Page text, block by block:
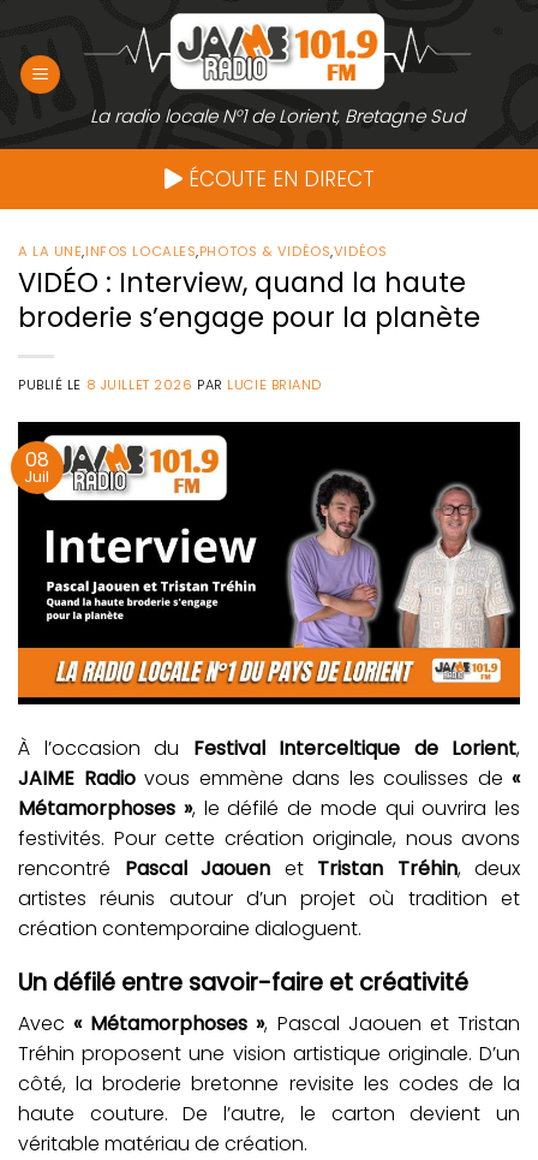
contenu
La radio locale N°1 de Lorient, Bretagne Sud
ÉCOUTE EN DIRECT
A LA UNE,INFOS LOCALES,PHOTOS & VIDÉOS,VIDÉOS
VIDÉO : Interview, quand la haute
broderie s’engage pour la planète
PUBLIÉ LE 8 JUILLET 2026 PAR LUCIE BRIAND
08
Juil
À l’occasion du Festival Interceltique de Lorient,
JAIME Radiovous emmène dans les coulisses de «
Métamorphoses », le défilé de mode qui ouvrira les
festivités. Pour cette création originale, nous avons
rencontré Pascal Jaouen et Tristan Tréhin, deux
artistes réunis autour d’un projet où tradition et
création contemporaine dialoguent.
Un défilé entre savoir-faire et créativité
Avec« Métamorphoses », Pascal Jaouen et Tristan
Tréhin proposent une vision artistique originale. D’un
côté, la broderie bretonne revisite les codes de la
haute couture. De l’autre, le carton devient un
véritable matériau de création.